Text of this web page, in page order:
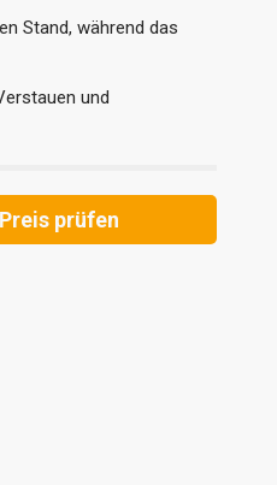
Stand, während das
und
Preis prüfen